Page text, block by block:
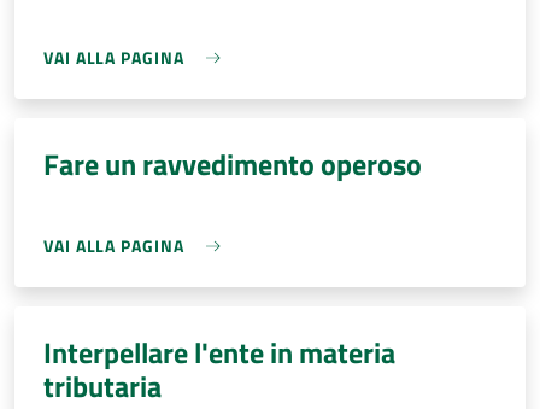
VAI ALLA PAGINA
Fare un ravvedimento operoso
VAI ALLA PAGINA
Interpellare l'ente in materia
tributaria